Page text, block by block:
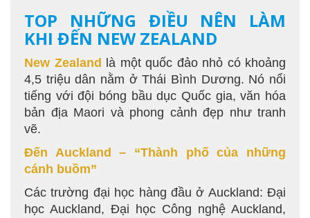
TOP NHỮNG ĐIỀU NÊN LÀM
KHI ĐẾN NEW ZEALAND
New Zealand
là một quốc đảo nhỏ có khoảng
4,5 triệu dân nằm ở Thái Bình Dương. Nó nổi
tiếng với đội bóng bầu dục Quốc gia, văn hóa
bản địa Maori và phong cảnh đẹp như tranh
vẽ.
Đến Auckland – “Thành phố của những
cánh buồm”
Các trường đại học hàng đầu ở Auckland: Đại
học Auckland, Đại học Công nghệ Auckland,